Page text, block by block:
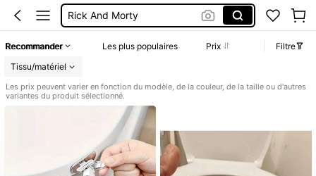
Abattant De Wc
Recommander Les plus populaires Prix
Filtre
Tissu/matériel
Les prix peuvent varier en fonction du modèle, de la couleur, de la taille ou d'autres
variantes du produit sélectionné.